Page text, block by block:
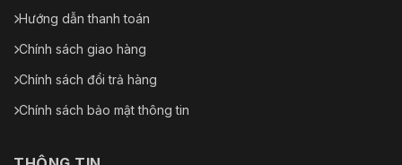
Hướng dẫn thanh toán
Chính sách giao hàng
Chính sách đổi trả hàng
Chính sách bảo mật thông tin